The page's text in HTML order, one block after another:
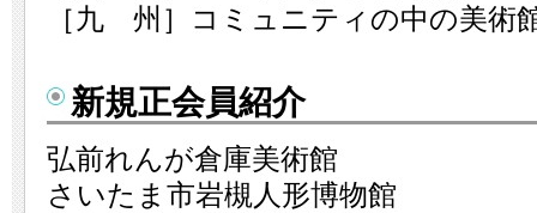
［九 州］コミュニティの中の美術
新規正会員紹介
弘前れんが倉庫美術館
さいたま市岩槻人形博物館